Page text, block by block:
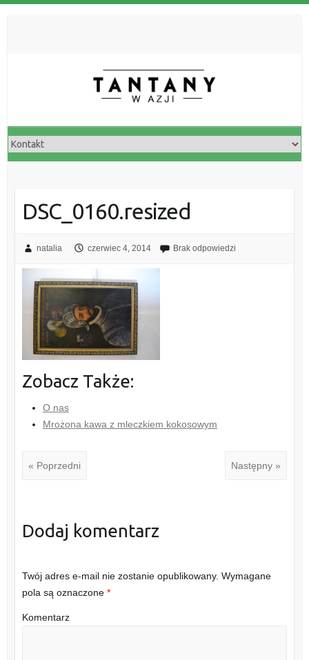
DSC_0160.resized
natalia czerwiec 4, 2014 Brak odpowiedzi
Zobacz Także:
O nas
Mrożona kawa z mleczkiem kokosowym
« Poprzedni Następny »
Dodaj komentarz
Twój adres e-mail nie zostanie opublikowany. Wymagane
pola są oznaczone *
Komentarz